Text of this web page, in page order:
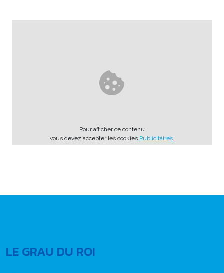
Pour afficher ce contenu
vous devez accepter les cookies Publicitaires.
LE GRAU DU ROI